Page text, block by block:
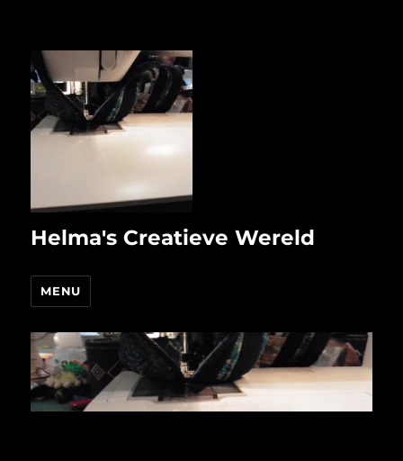
Helma's Creatieve Wereld
MENU